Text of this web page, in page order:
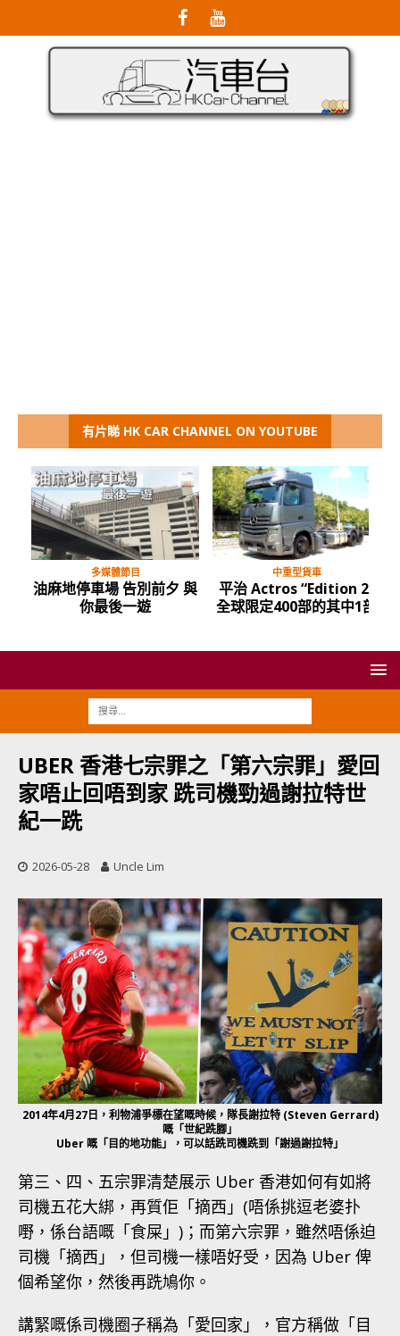
有片睇 HK CAR CHANNEL ON YOUTUBE
多媒體節目
油麻地停車場 告別前夕 與
你最後一遊
中重型貨車
平治 Actros “Edition 2”
全球限定400部的其中1部
UBER 香港七宗罪之「第六宗罪」愛回
家唔止回唔到家 跣司機勁過謝拉特世
紀一跣
2026-05-28 Uncle Lim
2014年4月27日，利物浦爭標在望嘅時候，隊長謝拉特 (Steven Gerrard)
嘅「世紀跣腳」
Uber 嘅「目的地功能」，可以話跣司機跣到「謝過謝拉特」
第三、四、五宗罪清楚展示 Uber 香港如何有如將
司機五花大綁，再質佢「摘西」(唔係挑逗老婆扑
嘢，係台語嘅「食屎」)；而第六宗罪，雖然唔係迫
司機「摘西」，但司機一樣唔好受，因為 Uber 俾
個希望你，然後再跣鳩你。
講緊嘅係司機圈子稱為「愛回家」，官方稱做「目